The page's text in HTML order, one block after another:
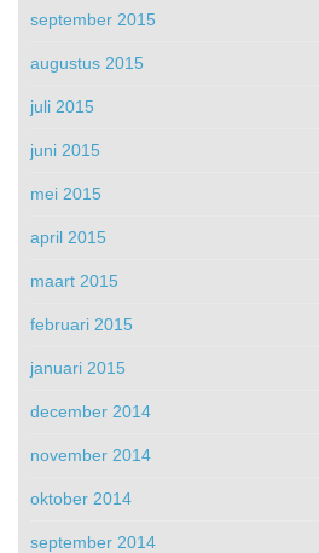
september 2015
augustus 2015
juli 2015
juni 2015
mei 2015
april 2015
maart 2015
februari 2015
januari 2015
december 2014
november 2014
oktober 2014
september 2014